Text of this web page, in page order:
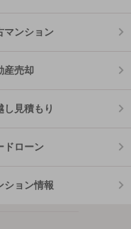
マンション
産売却
し見積もり
ドローン
ション情報